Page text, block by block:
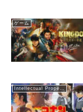
ゲーム